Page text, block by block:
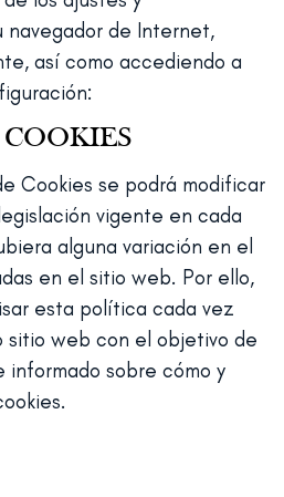
navegador de Internet,
así como accediendo a
Cookies se podrá modificar
vigente en cada
alguna variación en el
en el sitio web. Por ello,
esta política cada vez
sitio web con el objetivo de
sobre cómo y